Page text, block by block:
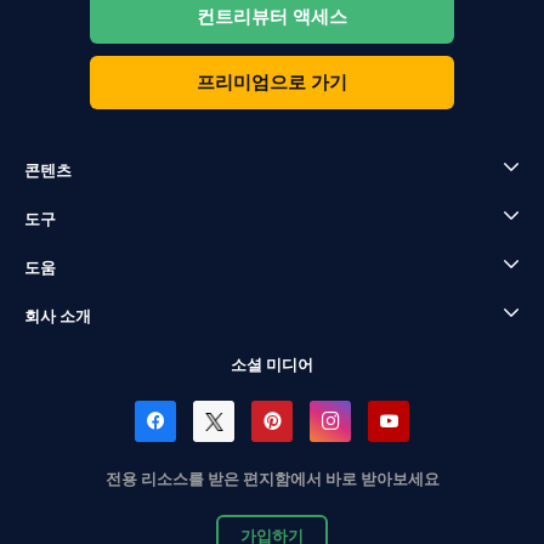
컨트리뷰터 액세스
프리미엄으로 가기
콘텐츠
도구
도움
회사 소개
소셜 미디어
전용 리소스를 받은 편지함에서 바로 받아보세요
가입하기